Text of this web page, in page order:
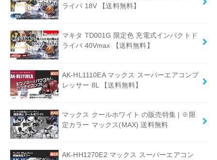
ライバ 18V 【送料無料】
マキタ TD001G 限定色 充電式インパクトド
ライバ 40Vmax 【送料無料】
AK-HL1110EA マックス スーパーエアコンプ
レッサー 8L 【送料無料】
マックス クールホワイト の販売特集 | ※限
定カラー マックス(MAX) 送料無料
AK-HH1270E2 マックス スーパーエアコン